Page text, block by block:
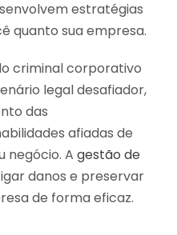
estratégias
quanto sua empresa.
criminal corporativo
legal desafiador,
das
afiadas de
negócio. A gestão de
danos e preservar
de forma eficaz.